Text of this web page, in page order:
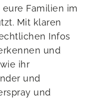
Familien im
Mit klaren
Infos
und
ihr
und
und